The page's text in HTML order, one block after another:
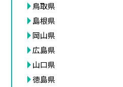
鳥取県
島根県
岡山県
広島県
山口県
徳島県